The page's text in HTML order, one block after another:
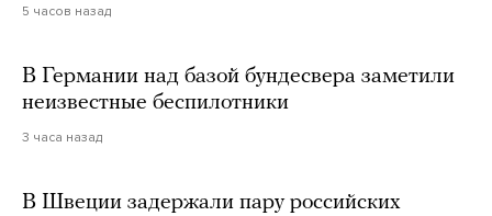
5 часов назад
В Германии над базой бундесвера заметили
неизвестные беспилотники
3 часа назад
В Швеции задержали пару российских